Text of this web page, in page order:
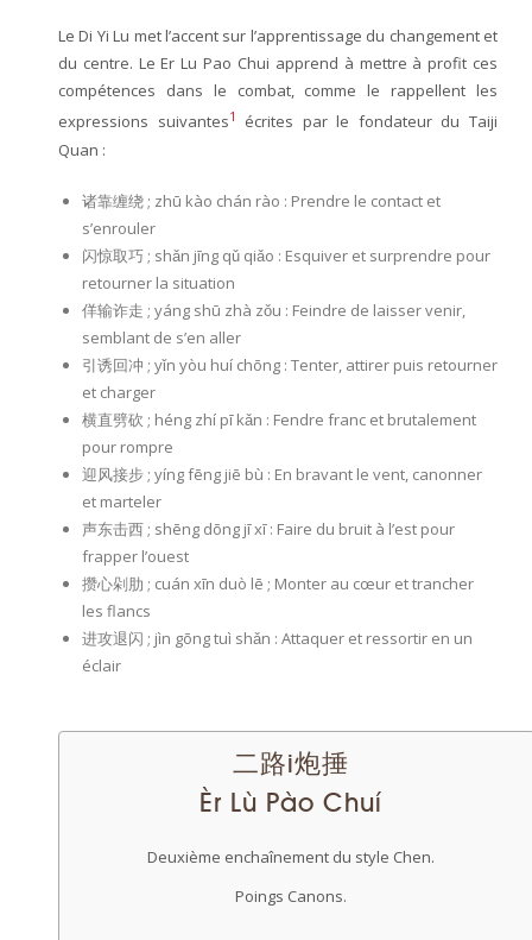
- Les armes
Le Di Yi Lu met l’accent sur l’apprentissage du changement et
du centre. Le Er Lu Pao Chui apprend à mettre à profit ces
compétences dans le combat, comme le rappellent les
expressions suivantes1
écrites par le fondateur du Taiji
Quan :
诸靠缠绕 ; zhū kào chán rào : Prendre le contact et
s’enrouler
闪惊取巧 ; shǎn jīng qǔ qiǎo : Esquiver et surprendre pour
retourner la situation
佯输诈走 ; yáng shū zhà zǒu : Feindre de laisser venir,
semblant de s’en aller
引诱回冲 ; yǐn yòu huí chōng : Tenter, attirer puis retourner
et charger
横直劈砍 ; héng zhí pī kǎn : Fendre franc et brutalement
pour rompre
迎风接步 ; yíng fēng jiē bù : En bravant le vent, canonner
et marteler
声东击西 ; shēng dōng jī xī : Faire du bruit à l’est pour
frapper l’ouest
攒心剁肋 ; cuán xīn duò lē ; Monter au cœur et trancher
les flancs
进攻退闪 ; jìn gōng tuì shǎn : Attaquer et ressortir en un
éclair
二路i炮捶
Èr Lù Pào Chuí
Deuxième enchaînement du style Chen.
Poings Canons.